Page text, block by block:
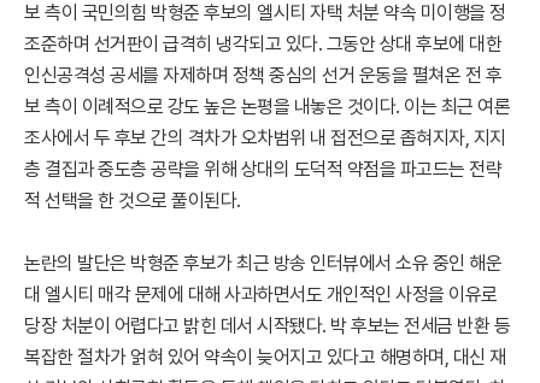
보 측이 국민의힘 박형준 후보의 엘시티 자택 처분 약속 미이행을 정
조준하며 선거판이 급격히 냉각되고 있다. 그동안 상대 후보에 대한
인신공격성 공세를 자제하며 정책 중심의 선거 운동을 펼쳐온 전 후
보 측이 이례적으로 강도 높은 논평을 내놓은 것이다. 이는 최근 여론
조사에서 두 후보 간의 격차가 오차범위 내 접전으로 좁혀지자, 지지
층 결집과 중도층 공략을 위해 상대의 도덕적 약점을 파고드는 전략
적 선택을 한 것으로 풀이된다.
논란의 발단은 박형준 후보가 최근 방송 인터뷰에서 소유 중인 해운
대 엘시티 매각 문제에 대해 사과하면서도 개인적인 사정을 이유로
당장 처분이 어렵다고 밝힌 데서 시작됐다. 박 후보는 전세금 반환 등
복잡한 절차가 얽혀 있어 약속이 늦어지고 있다고 해명하며, 대신 재